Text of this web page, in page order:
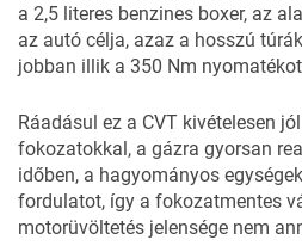
a 2,5 literes benzines boxer, az
az autó célja, azaz a hosszú
jobban illik a 350 Nm
Ráadásul ez a CVT kivételesen
fokozatokkal, a gázra gyorsan
időben, a hagyományos
fordulatot, így a fokozatmentes
motorüvöltetés jelensége nem